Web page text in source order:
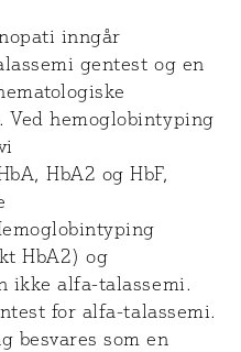
inngår
gentest og en
Ved hemoglobintyping
HbA2 og HbF,
HbA2) og
ikke alfa-talassemi.
for alfa-talassemi.
besvares som en